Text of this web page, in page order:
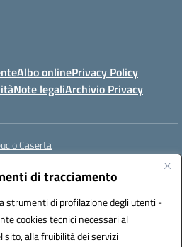
di tracciamento
strumenti di profilazione degli utenti -
cookies tecnici necessari al
alla fruibilità dei servizi
Albo onlinePrivacy Policy
Note legaliArchivio Privacy
Caserta
ceis042009@pec.istruzione.it
(IPA): islasleu